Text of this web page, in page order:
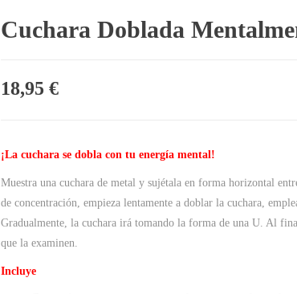
Cuchara Doblada
18,95 €
¡La cuchara se dobla con tu energía mental!
Muestra una cuchara de metal y sujétala en forma horizontal
de concentración, empieza lentamente a doblar la cuchara,
Gradualmente, la cuchara irá tomando la forma de una U. Al
que la examinen.
Incluye